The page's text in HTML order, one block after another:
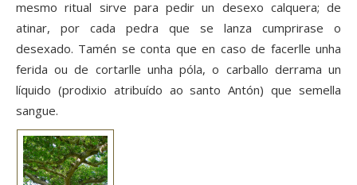
mesmo ritual sirve para pedir un desexo calquera; de
atinar, por cada pedra que se lanza cumprirase o
desexado. Tamén se conta que en caso de facerlle unha
ferida ou de cortarlle unha póla, o carballo derrama un
líquido (prodixio atribuído ao santo Antón) que semella
sangue.